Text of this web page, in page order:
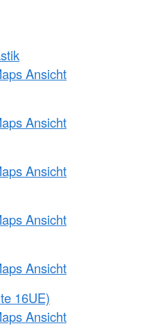
Ansicht
Ansicht
Ansicht
Ansicht
Ansicht
16UE)
Ansicht